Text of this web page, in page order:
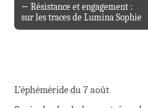
Post navigation
← Résistance et engagement :
sur les traces de Lumina Sophie
L’éphéméride du 7 août